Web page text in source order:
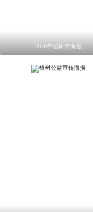
2026年植树节海报